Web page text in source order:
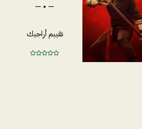
— • —
تقييم أراجيك